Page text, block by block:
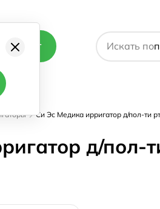
Каталог Искать по
Си Эс Медика ирригатор д/пол-ти
д/пол-